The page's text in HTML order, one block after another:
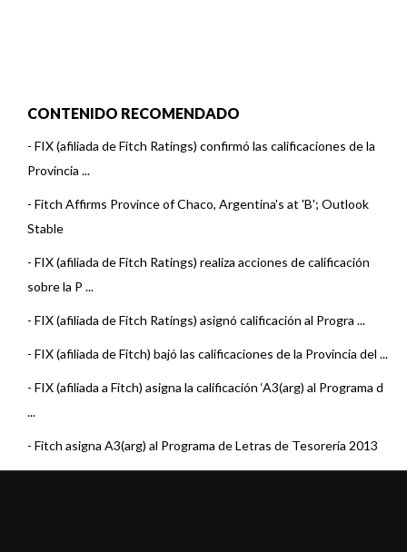
CONTENIDO RECOMENDADO
- FIX (afiliada de Fitch Ratings) confirmó las calificaciones de la
Provincia ...
- Fitch Affirms Province of Chaco, Argentina's at 'B'; Outlook
Stable
- FIX (afiliada de Fitch Ratings) realiza acciones de calificación
sobre la P ...
- FIX (afiliada de Fitch Ratings) asignó calificación al Progra ...
- FIX (afiliada de Fitch) bajó las calificaciones de la Provincia del ...
- FIX (afiliada a Fitch) asigna la calificación ‘A3(arg) al Programa d
...
- Fitch asigna A3(arg) al Programa de Letras de Tesorería 2013
de la P ...